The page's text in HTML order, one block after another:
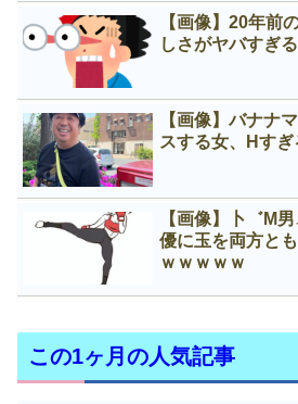
【画像】20年前
しさがヤバすぎる
【画像】バナナ
スする女、Нすぎ
【画像】卜゛M
優に玉を両方と
ｗｗｗｗｗ
この1ヶ月の人気記事